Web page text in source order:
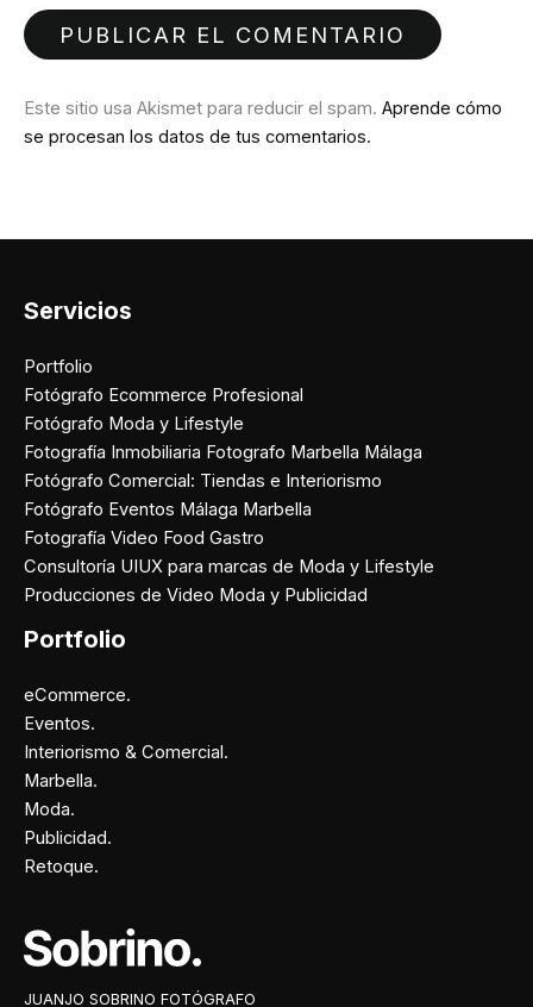
Este sitio usa Akismet para reducir el spam. Aprende cómo
se procesan los datos de tus comentarios.
Servicios
Portfolio
Fotógrafo Ecommerce Profesional
Fotógrafo Moda y Lifestyle
Fotografía Inmobiliaria Fotografo Marbella Málaga
Fotógrafo Comercial: Tiendas e Interiorismo
Fotógrafo Eventos Málaga Marbella
Fotografía Video Food Gastro
Consultoría UIUX para marcas de Moda y Lifestyle
Producciones de Video Moda y Publicidad
Portfolio
eCommerce.
Eventos.
Interiorismo & Comercial.
Marbella.
Moda.
Publicidad.
Retoque.
JUANJO SOBRINO FOTÓGRAFO